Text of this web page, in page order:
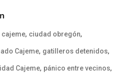
cajeme, ciudad obregón,
Cajeme, gatilleros detenidos,
Cajeme, pánico entre vecinos,